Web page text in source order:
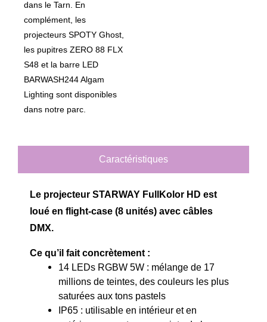
dans le Tarn. En
complément, les
projecteurs SPOTY Ghost,
les pupitres ZERO 88 FLX
S48 et la barre LED
BARWASH244 Algam
Lighting sont disponibles
dans notre parc.
Caractéristiques
Le projecteur STARWAY FullKolor HD est
loué en flight-case (8 unités) avec câbles
DMX.
Ce qu’il fait concrètement :
14 LEDs RGBW 5W : mélange de 17
millions de teintes, des couleurs les plus
saturées aux tons pastels
IP65 : utilisable en intérieur et en